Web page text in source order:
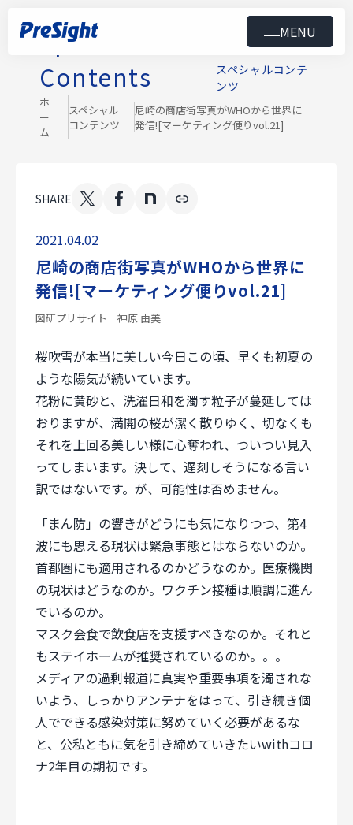
MENU
トップ
製品
導入事例
ダウンロード
会社情報
個人情報保護方針
サイトのご利用にあたって
サイトマップ
Follow Us
Special
Contents
スペシャルコンテ
ンツ
ホ
ー
ム
スペシャル
コンテンツ
尼崎の商店街写真がWHOから世界に
発信![マーケティング便りvol.21]
SHARE
2021.04.02
尼崎の商店街写真がWHOから世界に
発信![マーケティング便りvol.21]
図研プリサイト 神原 由美
桜吹雪が本当に美しい今日この頃、早くも初夏の
ような陽気が続いています。
花粉に黄砂と、洗濯日和を濁す粒子が蔓延しては
おりますが、満開の桜が潔く散りゆく、切なくも
それを上回る美しい様に心奪われ、ついつい見入
ってしまいます。決して、遅刻しそうになる言い
訳ではないです。が、可能性は否めません。
「まん防」の響きがどうにも気になりつつ、第4
波にも思える現状は緊急事態とはならないのか。
首都圏にも適用されるのかどうなのか。医療機関
の現状はどうなのか。ワクチン接種は順調に進ん
でいるのか。
マスク会食で飲食店を支援すべきなのか。それと
もステイホームが推奨されているのか。。。
メディアの過剰報道に真実や重要事項を濁されな
いよう、しっかりアンテナをはって、引き続き個
人でできる感染対策に努めていく必要があるな
と、公私ともに気を引き締めていきたいwithコロ
ナ2年目の期初です。